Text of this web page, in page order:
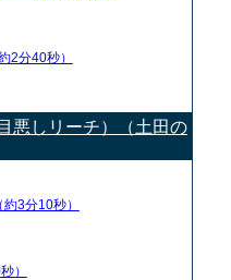
約2分40秒）
悪しリーチ）（土田の
約3分10秒）
）